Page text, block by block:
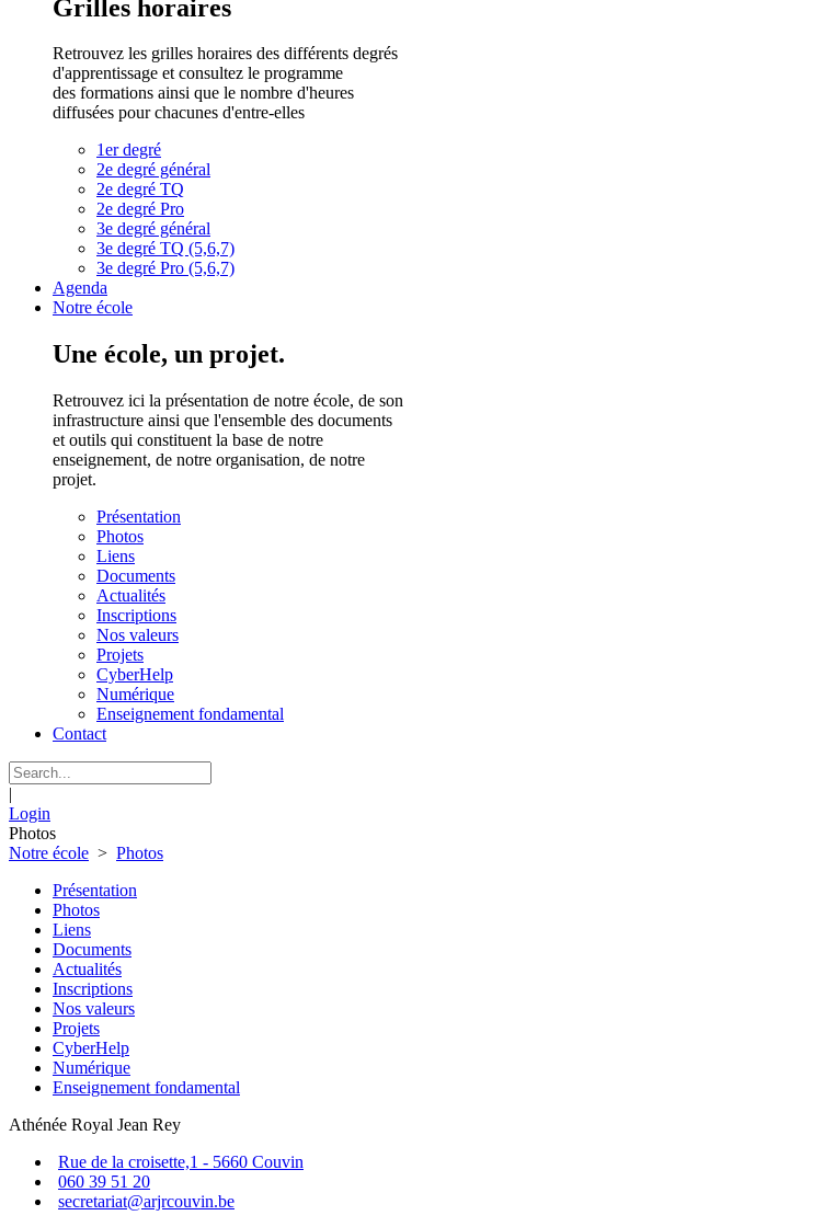
Grilles horaires
Retrouvez les grilles horaires des différents degrés
d'apprentissage et consultez le programme
des formations ainsi que le nombre d'heures
diffusées pour chacunes d'entre-elles
1er degré
2e degré général
2e degré TQ
2e degré Pro
3e degré général
3e degré TQ (5,6,7)
3e degré Pro (5,6,7)
Agenda
Notre école
Une école, un projet.
Retrouvez ici la présentation de notre école, de son
infrastructure ainsi que l'ensemble des documents
et outils qui constituent la base de notre
enseignement, de notre organisation, de notre
projet.
Présentation
Photos
Liens
Documents
Actualités
Inscriptions
Nos valeurs
Projets
CyberHelp
Numérique
Enseignement fondamental
Contact
|
Login
Photos
Notre école > Photos
Présentation
Photos
Liens
Documents
Actualités
Inscriptions
Nos valeurs
Projets
CyberHelp
Numérique
Enseignement fondamental
Athénée Royal Jean Rey
Rue de la croisette,1 - 5660 Couvin
060 39 51 20
secretariat@arjrcouvin.be